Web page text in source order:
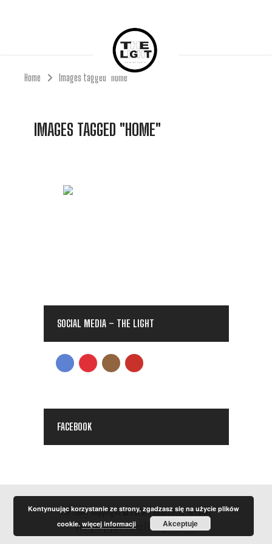
Home Images tagged "home"
IMAGES TAGGED "HOME"
SOCIAL MEDIA – THE LIGHT
FACEBOOK
THE LIGHTCopyright © 2026.| Realizacja:ICTCARE
Polityka prywatności
Polityka Cookie
Kontynuując korzystanie ze strony, zgadzasz się na użycie plików
cookie. więcej informacji Akceptuje